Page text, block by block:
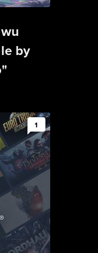
by
1